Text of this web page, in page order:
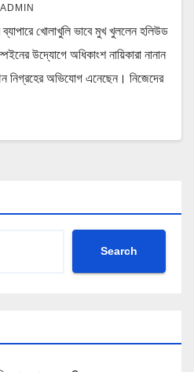
ADMIN
খোলাখুলি ভাবে মুখ খুললেন হলিউড
উদ্যোগে অধিকাংশ নায়িকারা নানান
নিগ্রহের অভিযোগ এনেছেন। নিজেদের
Search